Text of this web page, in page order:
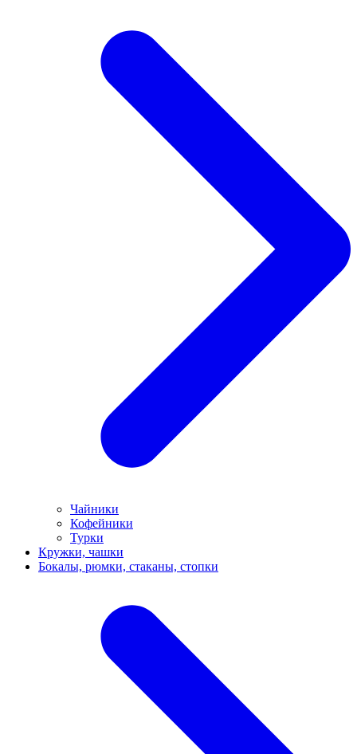
Чайники
Кофейники
Турки
Кружки, чашки
Бокалы, рюмки, стаканы, стопки